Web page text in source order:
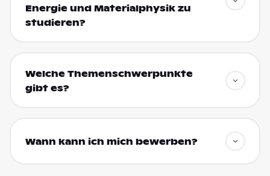
Energie und Materialphysik zu
studieren?
Welche Themenschwerpunkte
gibt es?
Wann kann ich mich bewerben?